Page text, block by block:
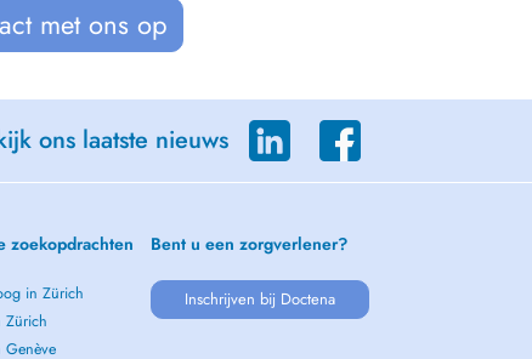
met ons op
ons laatste nieuws
zoekopdrachten
in Zürich
Zürich
Genève
Bent u een zorgverlener?
Inschrijven bij Doctena